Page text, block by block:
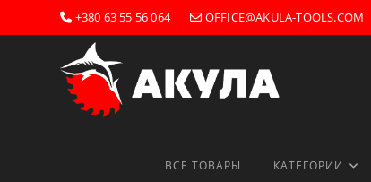
к
содержимому
+380 63 55 56 064 OFFICE@AKULA-TOOLS.COM
ВСЕ ТОВАРЫ КАТЕГОРИИ